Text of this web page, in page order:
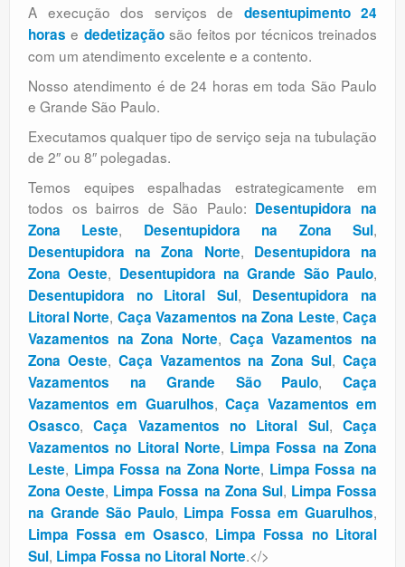
A execução dos serviços de desentupimento 24
horas e dedetizaçãosão feitos por técnicos treinados
com um atendimento excelente e a contento.
Nosso atendimento é de 24 horas em toda São Paulo
e Grande São Paulo.
Executamos qualquer tipo de serviço seja na tubulação
de 2″ ou 8″ polegadas.
Temos equipes espalhadas estrategicamente em
todos os bairros de São Paulo: Desentupidora na
Zona Leste, Desentupidora na Zona Sul,
Desentupidora na Zona Norte, Desentupidora na
Zona Oeste, Desentupidora na Grande São Paulo,
Desentupidora no Litoral Sul, Desentupidora na
Litoral Norte, Caça Vazamentos na Zona Leste,Caça
Vazamentos na Zona Norte, Caça Vazamentos na
Zona Oeste, Caça Vazamentos na Zona Sul,Caça
Vazamentos na Grande São Paulo,Caça
Vazamentos em Guarulhos,Caça Vazamentos em
Osasco,Caça Vazamentos no Litoral Sul,Caça
Vazamentos no Litoral Norte, Limpa Fossa na Zona
Leste, Limpa Fossa na Zona Norte, Limpa Fossa na
Zona Oeste, Limpa Fossa na Zona Sul, Limpa Fossa
na Grande São Paulo, Limpa Fossa em Guarulhos,
Limpa Fossa em Osasco, Limpa Fossa no Litoral
Sul, Limpa Fossa no Litoral Norte.</>